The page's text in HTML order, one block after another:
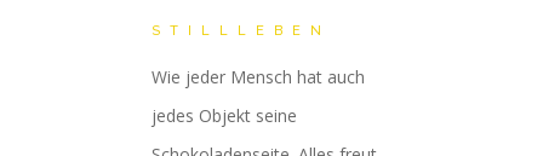
STILLLEBEN
Wie jeder Mensch hat auch
jedes Objekt seine